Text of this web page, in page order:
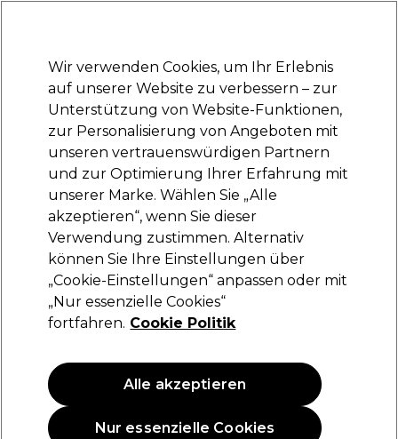
Anmelden
Marken Deals Haare Elektrogeräte Saloneinrichtung
Lieferung und Lieferzeiten
– mehr erfahren
L'Oréal Professionnel
L'Oréal Professionnel Série Expert Pro Longer
Conditioner 200ml
20,60 €
Wir verwenden Cookies, um Ihr Erlebnis
auf unserer Website zu verbessern – zur
Unterstützung von Website-Funktionen,
zur Personalisierung von Angeboten mit
unseren vertrauenswürdigen Partnern
und zur Optimierung Ihrer Erfahrung mit
unserer Marke. Wählen Sie „Alle
akzeptieren“, wenn Sie dieser
Verwendung zustimmen. Alternativ
können Sie Ihre Einstellungen über
„Cookie-Einstellungen“ anpassen oder mit
„Nur essenzielle Cookies“
fortfahren. Cookie Politik
Nur essenzielle Cookies
Alle akzeptieren